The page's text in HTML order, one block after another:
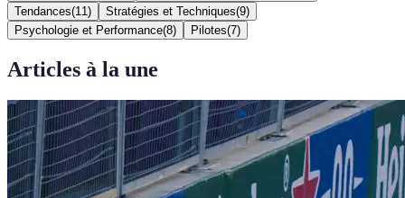
Tendances(11 ) Stratégies et Techniques(9)
Psychologie et Performance(8) Pilotes(7)
Articles à la une